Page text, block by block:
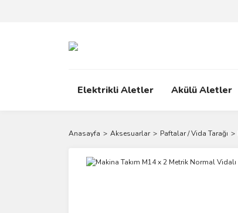
Elektrikli Aletler Akülü Aletler
Anasayfa Aksesuarlar Paftalar / Vida Tarağı